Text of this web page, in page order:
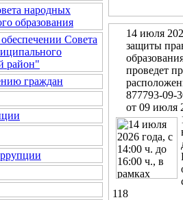
народных
образования
Совета
район"
граждан
14 июля
защиты
проведет
877793-09-
от 09 июля
118